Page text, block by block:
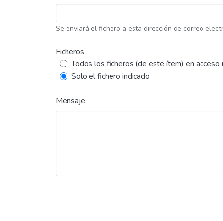
Se enviará el fichero a esta dirección de correo
Ficheros
Todos los ficheros (de este ítem) en acceso
Solo el fichero indicado
Mensaje